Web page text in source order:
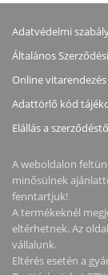
Adatvédelmi
Általános
Online vitarendezés
Adattörlő kód
Elállás a
A weboldalon
minősülnek
fenntartjuk!
A termékeknél
eltérhetnek. Az
vállalunk.
Eltérés esetén a